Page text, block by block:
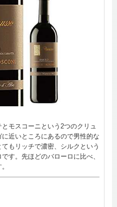
モスコーニという2つのクリュ
近いところにあるので男性的な
もリッチで濃密、シルクという
す。先ほどのバローロに比べ、